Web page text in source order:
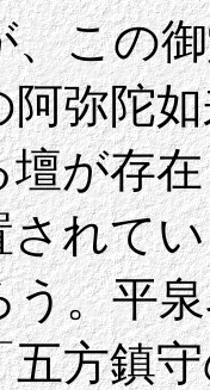
この
弥陀
が存
れて
。平
方鎮